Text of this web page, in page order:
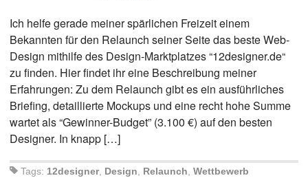
Ich helfe gerade meiner spärlichen Freizeit einem
Bekannten für den Relaunch seiner Seite das beste Web-
Design mithilfe des Design-Marktplatzes “12designer.de“
zu finden. Hier findet ihr eine Beschreibung meiner
Erfahrungen: Zu dem Relaunch gibt es ein ausführliches
Briefing, detaillierte Mockups und eine recht hohe Summe
wartet als “Gewinner-Budget” (3.100 €) auf den besten
Designer. In knapp […]
Tags: 12designer, Design, Relaunch, Wettbewerb